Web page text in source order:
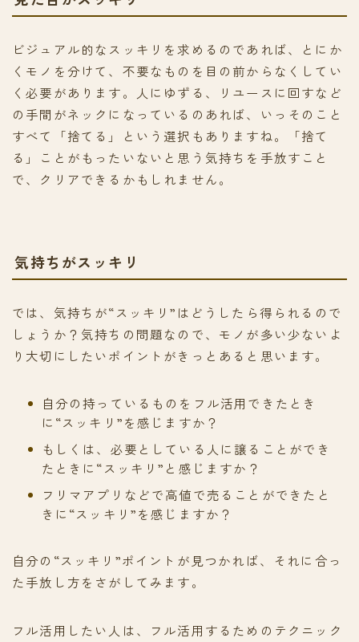
ビジュアル的なスッキリを求めるのであれば、とにか
くモノを分けて、不要なものを目の前からなくしてい
く必要があります。人にゆずる、リユースに回すなど
の手間がネックになっているのあれば、いっそのこと
すべて「捨てる」という選択もありますね。「捨て
る」ことがもったいないと思う気持ちを手放すこと
で、クリアできるかもしれません。
気持ちがスッキリ
では、気持ちが“スッキリ”はどうしたら得られるので
しょうか？気持ちの問題なので、モノが多い少ないよ
り大切にしたいポイントがきっとあると思います。
自分の持っているものをフル活用できたとき
に“スッキリ”を感じますか？
もしくは、必要としている人に譲ることができ
たときに“スッキリ”と感じますか？
フリマアプリなどで高値で売ることができたと
きに“スッキリ”を感じますか？
自分の“スッキリ”ポイントが見つかれば、それに合っ
た手放し方をさがしてみます。
フル活用したい人は、フル活用するためのテクニック